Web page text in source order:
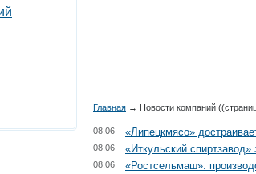
Главная → Новости компаний
«Липецкмясо»
08.06
«Иткульский
08.06
«Ростсельмаш»:
08.06